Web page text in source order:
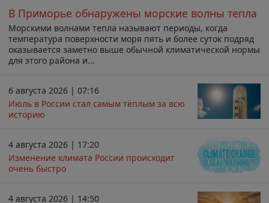
В Приморье обнаружены морские волны тепла
Морскими волнами тепла называют периоды, когда
температура поверхности моря пять и более суток подряд
оказывается заметно выше обычной климатической нормы
для этого района и...
6 августа 2026 | 07:16
Июль в России стал самым тёплым за всю
историю
4 августа 2026 | 17:20
Изменение климата России происходит
очень быстро
4 августа 2026 | 14:50